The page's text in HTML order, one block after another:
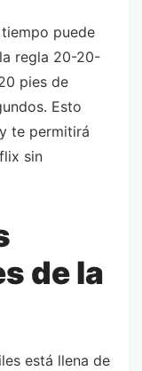
puede
regla 20-20-
pies de
Esto
te permitirá
sin
de la
está llena de